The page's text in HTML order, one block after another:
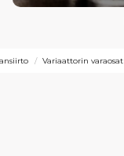
Variaattorin varaosat